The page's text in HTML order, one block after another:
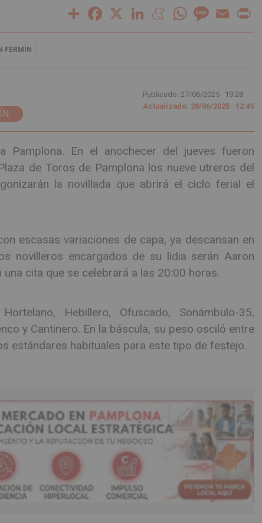
Share Facebook LinkedInMeneameWhatsAppMessage
Email
FERMÍN
Publicado: 27/06/2025 · 19:28
Actualizado: 28/06/2025 · 12:45
En el anochecer del jueves fueron
de Toros de Pamplona los nueve utreros del
la novillada que abrirá el ciclo ferial el
escasas variaciones de capa, ya descansan en
novilleros encargados de su lidia serán Aaron
una cita que se celebrará a las 20:00 horas.
Hebillero, Ofuscado, Sonámbulo-35,
y Cantinero. En la báscula, su peso osciló entre
estándares habituales para este tipo de festejo.